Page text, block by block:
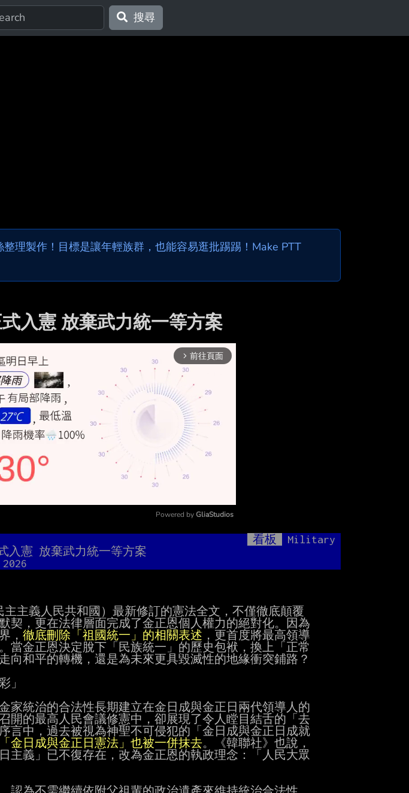
搜尋
理製作！目標是讓年輕族群，也能容易逛批踢踢！Make PTT
入憲 放棄武力統一等方案
arrow_forward_ios 前往頁面
Powered by GliaStudios
看板
Military
入憲 放棄武力統一等方案
主義人民共和國）最新修訂的憲法全文，不僅徹底顛覆
契，更在法律層面完成了金正恩個人權力的絕對化。因為
， 徹底刪除「祖國統一」的相關表述 ，更首度將最高領導
當金正恩決定脫下「民族統一」的歷史包袱，換上「正常
向和平的轉機，還是為未來更具毀滅性的地緣衝突鋪路？
」
家統治的合法性長期建立在金日成與金正日兩代領導人的
開的最高人民會議修憲中，卻展現了令人瞠目結舌的「去
言中，過去被視為神聖不可侵犯的「金日成與金正日成就
金日成與金正日憲法」也被一併抹去。《韓聯社》也說，
主義」已不復存在，改為金正恩的執政理念：「人民大眾